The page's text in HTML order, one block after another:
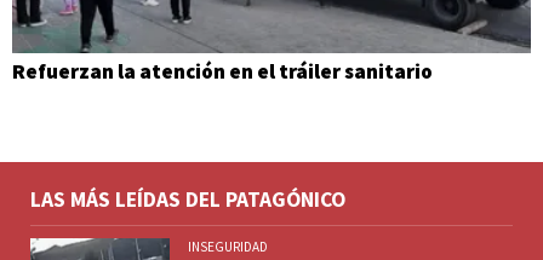
Refuerzan la atención en el tráiler sanitario
LAS MÁS LEÍDAS DEL PATAGÓNICO
INSEGURIDAD